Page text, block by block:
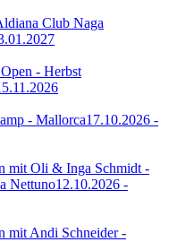
Club Naga
- Herbst
- Mallorca17.10.2026 -
mit Oli & Inga Schmidt -
Nettuno12.10.2026 -
mit Andi Schneider -